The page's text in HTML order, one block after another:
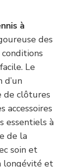
à
des
Le
de clôtures
accessoires
essentiels à
de la
soin et
longévité et